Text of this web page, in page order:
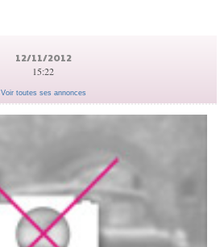
12/11/2012
15:22
Voir toutes ses annonces